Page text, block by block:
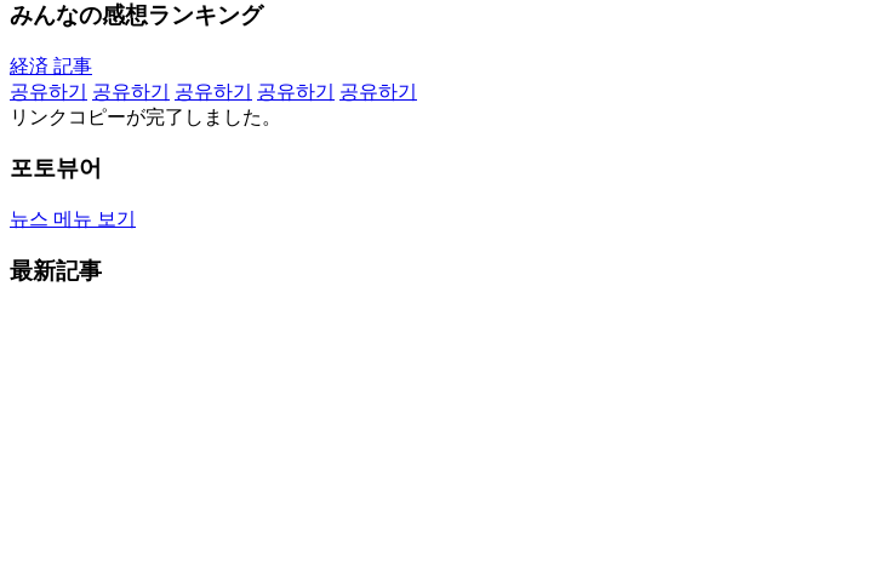
みんなの感想ランキング
経済 記事
공유하기
공유하기 공유하기 공유하기
공유하기
リンクコピーが完了しました。
포토뷰어
뉴스 메뉴 보기
最新記事